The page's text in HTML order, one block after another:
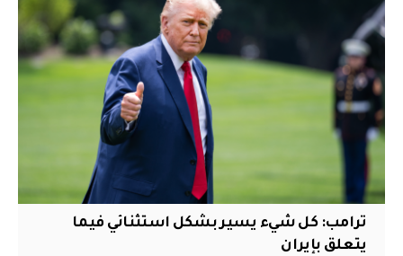
ترامب: كل شيء يسير بشكل استثنائي فيما
يتعلق بإيران